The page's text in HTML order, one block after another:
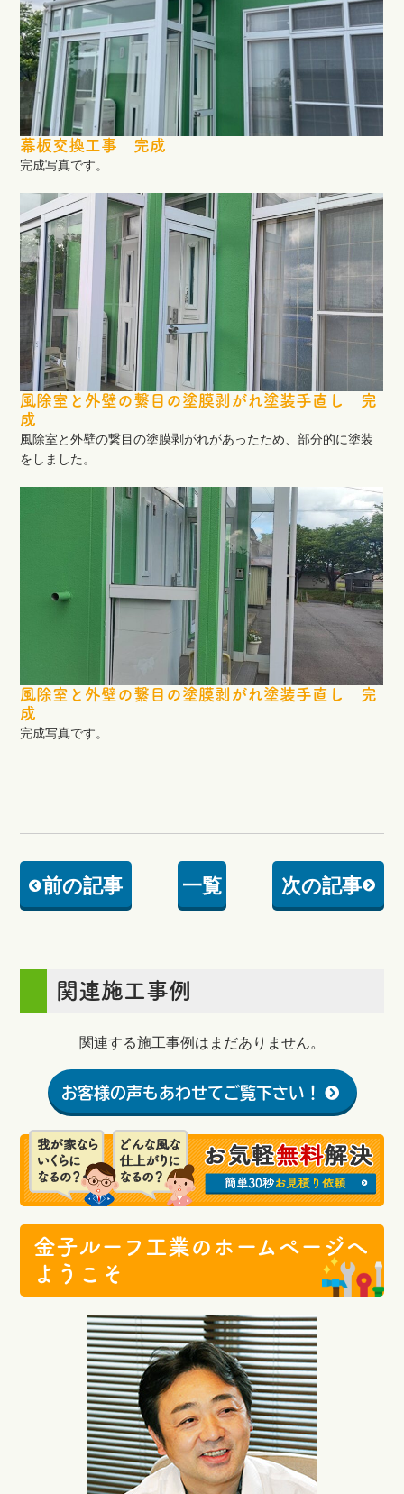
幕板交換工事 完成
完成写真です。
風除室と外壁の繋目の塗膜剥がれ塗装手直し 完
成
風除室と外壁の繋目の塗膜剥がれがあったため、部分的に塗装
をしました。
風除室と外壁の繋目の塗膜剥がれ塗装手直し 完
成
完成写真です。
前の記事 一覧 次の記事
関連施工事例
関連する施工事例はまだありません。
お客様の声もあわせてご覧下さい！
金子ルーフ工業のホームページへ
ようこそ